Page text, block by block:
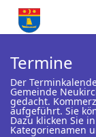
Termine
Der
Gemeinde
gedacht.
aufgeführt. Sie
Dazu klicken Sie
Kategorienamen